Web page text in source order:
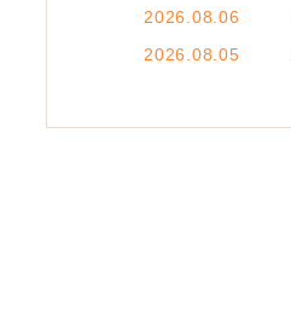
2026.08.06
2026.08.05